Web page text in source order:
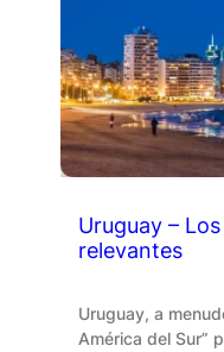
Uruguay –
relevantes
Uruguay, a
América del Sur”